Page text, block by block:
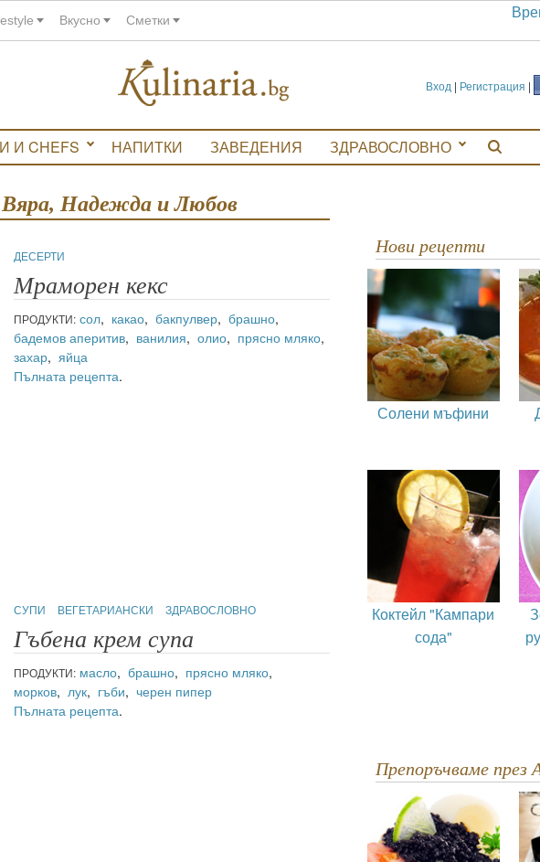
Вкусно Сметки
Вход | Регистрация |
И CHEFS НАПИТКИ ЗАВЕДЕНИЯ ЗДРАВОСЛОВНО
Вяра, Надежда и Любов
ДЕСЕРТИ
Мраморен кекс
ПРОДУКТИ: сол, какао,бакпулвер,брашно,
бадемов аперитив, ванилия,олио, прясно мляко,
захар,яйца
Пълната рецепта.
СУПИ ВЕГЕТАРИАНСКИ ЗДРАВОСЛОВНО
Гъбена крем супа
ПРОДУКТИ: масло,брашно, прясно мляко,
морков,лук, гъби,черен пипер
Пълната рецепта.
Нови рецепти
Солени мъфини
Коктейл "Кампари
сода"
Препоръчваме през